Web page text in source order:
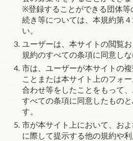
※登録することができる団体
続き等については、本規約第
い。
ユーザーは、本サイトの閲覧
規約のすべての条項に同意しな
市は、ユーザーが本サイトの
ことまたは本サイト上のフォ
合わせ等をしたことをもって
すべての条項に同意したもの
す。
市が本サイト上において、お
に際して提示する他の規約や